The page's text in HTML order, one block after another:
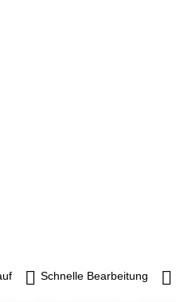
Schnelle Bearbeitung